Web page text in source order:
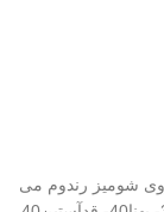
شومیز رندوم می